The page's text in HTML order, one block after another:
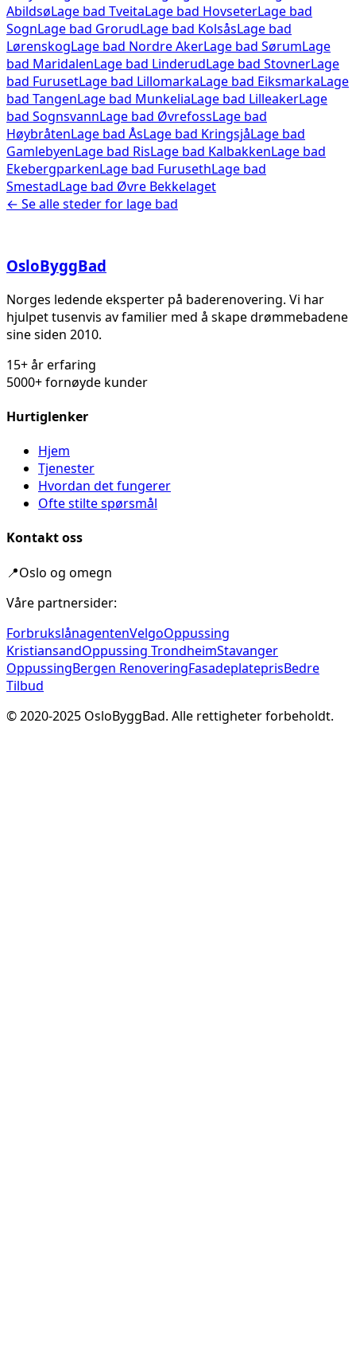
AbildsøLage bad TveitaLage bad HovseterLage bad
SognLage bad GrorudLage bad KolsåsLage bad
LørenskogLage bad Nordre AkerLage bad SørumLage
bad MaridalenLage bad LinderudLage bad StovnerLage
bad FurusetLage bad LillomarkaLage bad EiksmarkaLage
bad TangenLage bad MunkeliaLage bad LilleakerLage
bad SognsvannLage bad ØvrefossLage bad
HøybråtenLage bad ÅsLage bad KringsjåLage bad
GamlebyenLage bad RisLage bad KalbakkenLage bad
EkebergparkenLage bad FurusethLage bad
SmestadLage bad Øvre Bekkelaget
← Se alle steder for lage bad
OsloByggBad
Norges ledende eksperter på baderenovering. Vi har
hjulpet tusenvis av familier med å skape drømmebadene
sine siden 2010.
15+ år erfaring
5000+ fornøyde kunder
Hurtiglenker
Hjem
Tjenester
Hvordan det fungerer
Ofte stilte spørsmål
Kontakt oss
📍Oslo og omegn
Våre partnersider:
ForbrukslånagentenVelgoOppussing
KristiansandOppussing TrondheimStavanger
OppussingBergen RenoveringFasadeplateprisBedre
Tilbud
© 2020-2025 OsloByggBad. Alle rettigheter forbeholdt.